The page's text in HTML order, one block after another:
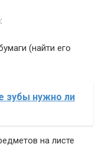
(найти его
зубы нужно ли
на листе